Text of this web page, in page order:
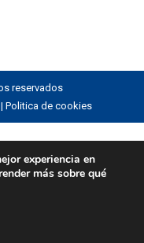
reservados
| Politica de cookies
experiencia en
más sobre qué